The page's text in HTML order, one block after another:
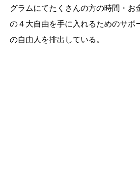
グラムにてたくさんの方の時間・お
の４大自由を手に入れるためのサポ
の自由人を排出している。